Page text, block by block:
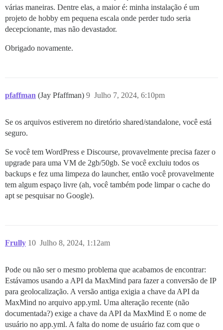
várias maneiras. Dentre elas, a maior é: minha instalação é um
projeto de hobby em pequena escala onde perder tudo seria
decepcionante, mas não devastador.
Obrigado novamente.
pfaffman (Jay Pfaffman) Julho 7, 2024, 6:10pm
9
Se os arquivos estiverem no diretório shared/standalone, você está
seguro.
Se você tem WordPress e Discourse, provavelmente precisa fazer o
upgrade para uma VM de 2gb/50gb. Se você excluiu todos os
backups e fez uma limpeza do launcher, então você provavelmente
tem algum espaço livre (ah, você também pode limpar o cache do
apt se pesquisar no Google).
Frully Julho 8, 2024, 1:12am
10
Pode ou não ser o mesmo problema que acabamos de encontrar:
Estávamos usando a API da MaxMind para fazer a conversão de IP
para geolocalização. A versão antiga exigia a chave da API da
MaxMind no arquivo app.yml. Uma alteração recente (não
documentada?) exige a chave da API da MaxMind E o nome de
usuário no app.yml. A falta do nome de usuário faz com que o